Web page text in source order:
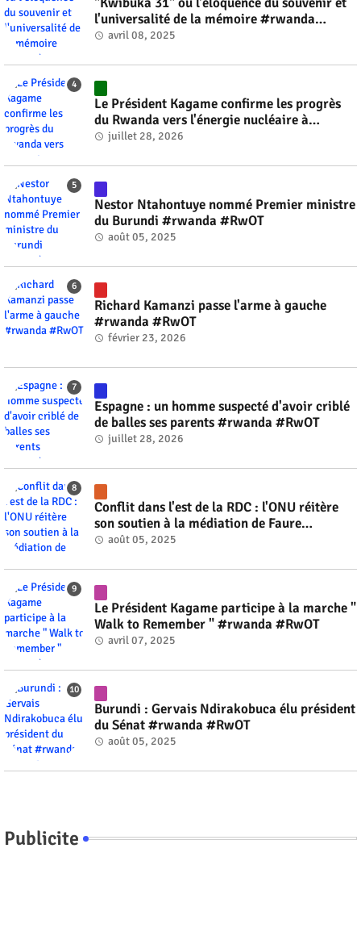
l'universalité de la mémoire #rwanda
#RwOT
avril 08, 2025
Le Président Kagame confirme les progrès
du Rwanda vers l'énergie nucléaire à
l'horizon 2030 #rwanda #RwOT
juillet 28, 2026
Nestor Ntahontuye nommé Premier ministre
du Burundi #rwanda #RwOT
août 05, 2025
Richard Kamanzi passe l'arme à gauche
#rwanda #RwOT
février 23, 2026
Espagne : un homme suspecté d'avoir criblé
de balles ses parents #rwanda #RwOT
juillet 28, 2026
Conflit dans l'est de la RDC : l'ONU réitère
son soutien à la médiation de Faure
Gnassingbé #rwanda #RwOT
août 05, 2025
Le Président Kagame participe à la marche "
Walk to Remember " #rwanda #RwOT
avril 07, 2025
Burundi : Gervais Ndirakobuca élu président
du Sénat #rwanda #RwOT
août 05, 2025
Publicite